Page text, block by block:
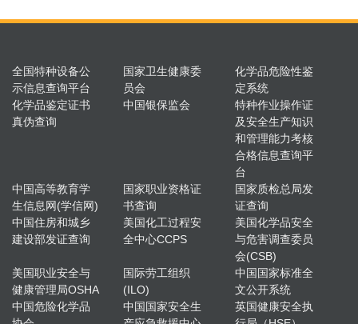
全国特种设备公
示信息查询平台
国家卫生健康委
员会
化学品危险性鉴
定系统
化学品鉴定证书
真伪查询
中国银保监会
特种作业操作证
及安全生产知识
和管理能力考核
合格信息查询平
台
中国高等教育学
生信息网(学信网)
国家职业资格证
书查询
国家质检总局发
证查询
中国住房和城乡
建设部发证查询
美国化工过程安
全中心CCPS
美国化学品安全
与危害调查委员
会(CSB)
美国职业安全与
健康管理局OSHA
国际劳工组织
(ILO)
中国国家标准全
文公开系统
中国危险化学品
中国国家安全生
英国健康安全执